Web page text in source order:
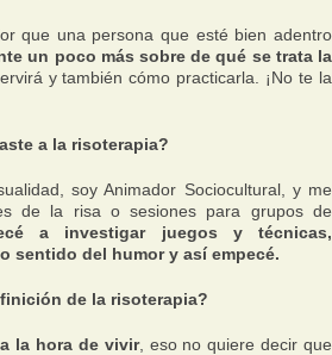
que una persona que esté bien adentro
un poco más sobre de qué se trata la
y también cómo practicarla. ¡No te la
a la risoterapia?
soy Animador Sociocultural, y me
de la risa o sesiones para grupos de
a investigar juegos y técnicas,
sentido del humor y así empecé.
de la risoterapia?
la hora de vivir, eso no quiere decir que